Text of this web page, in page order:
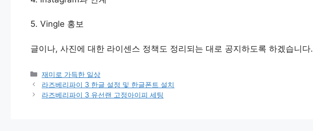
5. Vingle 홍보
글이나, 사진에 대한 라이센스 정책도 정리되는 대로 공지하도록 하겠습니다.
Categories
재미로 가득한 일상
라즈베리파이 3 한글 설정 및 한글폰트 설치
라즈베리파이 3 유선랜 고정아이피 세팅